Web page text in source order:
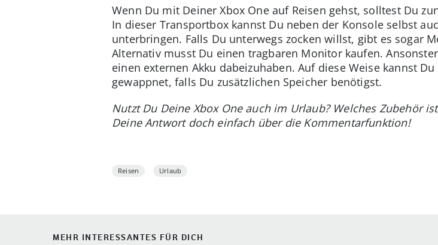
Wenn Du mit Deiner Xbox One auf Reisen gehst, solltest Du
In dieser Transportbox kannst Du neben der Konsole selbst
unterbringen. Falls Du unterwegs zocken willst, gibt es sogar
Alternativ musst Du einen tragbaren Monitor kaufen.
einen externen Akku dabeizuhaben. Auf diese Weise kannst
gewappnet, falls Du zusätzlichen Speicher benötigst.
Nutzt Du Deine Xbox One auch im Urlaub? Welches Zubehör
Deine Antwort doch einfach über die Kommentarfunktion!
Reisen Urlaub
MEHR INTERESSANTES FÜR DICH